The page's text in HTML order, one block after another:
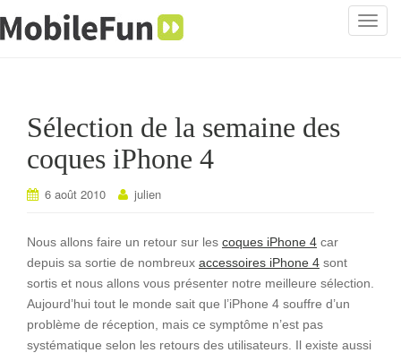
T
i
Sélection de la semaine des
coques iPhone 4
6 août 2010 julien
Nous allons faire un retour sur les coques iPhone 4 car
depuis sa sortie de nombreux accessoires iPhone 4 sont
sortis et nous allons vous présenter notre meilleure sélection.
Aujourd’hui tout le monde sait que l’iPhone 4 souffre d’un
problème de réception, mais ce symptôme n’est pas
systématique selon les retours des utilisateurs. Il existe aussi